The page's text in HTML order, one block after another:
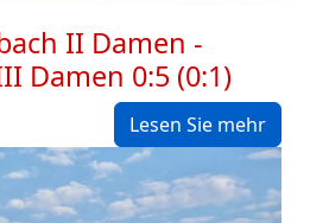
II Damen -
Damen 0:5 (0:1)
Lesen Sie mehr